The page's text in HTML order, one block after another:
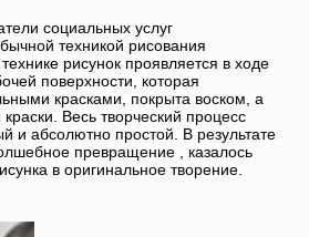
социальных услуг
техникой рисования
рисунок проявляется в ходе
поверхности, которая
красками, покрыта воском, а
Весь творческий процесс
и абсолютно простой. В результате
превращение , казалось
в оригинальное творение.